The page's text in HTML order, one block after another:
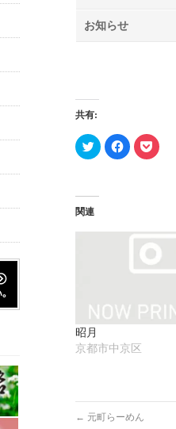
お知らせ
共有:
ク
リ
Twitter
有
ウ
で
開
ま
す)
Facebook
で
リ
ッ
い
(新
し
ウ
ィ
開
き
ま
ク
リ
ェ
ア
(新
し
い
ウ
ド
ウ
で
関連
昭月
京都市中京区
← 元町らーめん